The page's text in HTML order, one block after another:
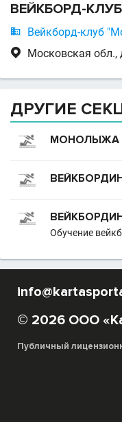
ВЕЙКБОРД-
 Вейкборд-клуб
 Московская обл.,
ДРУГИЕ
МОНОЛЫЖА
Обучение
© 2026 ООО
Публичный